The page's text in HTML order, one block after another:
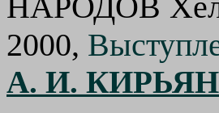
2000,
А. И.